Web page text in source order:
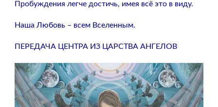
Пробуждения легче достичь, имея всё это в виду.
Наша Любовь – всем Вселенным.
ПЕРЕДАЧА ЦЕНТРА ИЗ ЦАРСТВА АНГЕЛОВ